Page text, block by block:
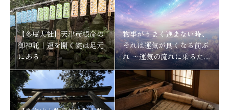
【多度大社】天津彦根命の
御神託｜運を開く鍵は足元
にある
物事がうまく進まない時、
それは運気が良くなる前ぶ
れ 〜運気の流れに乗るため
にする事〜